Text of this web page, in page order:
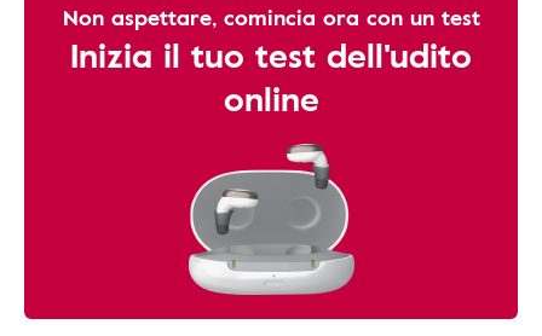
Non aspettare, comincia ora con un test
Inizia il tuo test dell'udito
online